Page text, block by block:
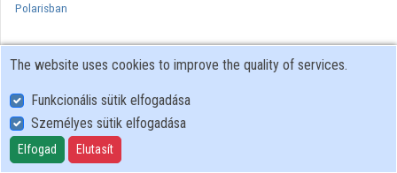
Polarisban
User Policy
Adatkezelési tájékoztató (en)
Cookie Policy
The website uses cookies to improve the quality of services.
Funkcionális sütik elfogadása
Személyes sütik elfogadása
Elfogad Elutasít